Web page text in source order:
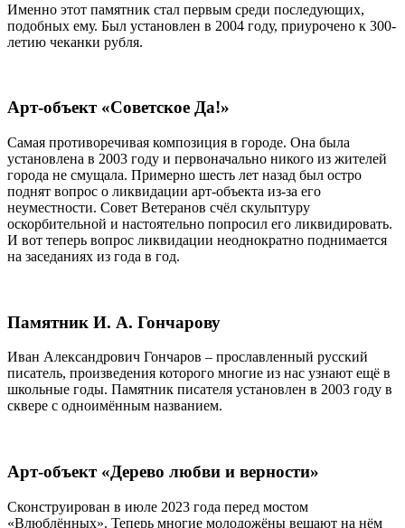
Именно этот памятник стал первым среди последующих,
подобных ему. Был установлен в 2004 году, приурочено к 300-
летию чеканки рубля.
Арт-объект «Советское Да!»
Самая противоречивая композиция в городе. Она была
установлена в 2003 году и первоначально никого из жителей
города не смущала. Примерно шесть лет назад был остро
поднят вопрос о ликвидации арт-объекта из-за его
неуместности. Совет Ветеранов счёл скульптуру
оскорбительной и настоятельно попросил его ликвидировать.
И вот теперь вопрос ликвидации неоднократно поднимается
на заседаниях из года в год.
Памятник И. А. Гончарову
Иван Александрович Гончаров – прославленный русский
писатель, произведения которого многие из нас узнают ещё в
школьные годы. Памятник писателя установлен в 2003 году в
сквере с одноимённым названием.
Арт-объект «Дерево любви и верности»
Сконструирован в июле 2023 года перед мостом
«Влюблённых». Теперь многие молодожёны вешают на нём